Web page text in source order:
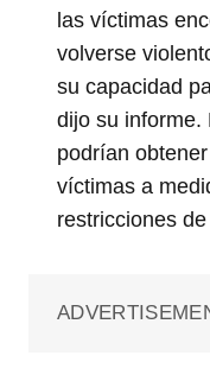
las víctimas
volverse
su capacidad
dijo su informe.
podrían
víctimas a
restricciones